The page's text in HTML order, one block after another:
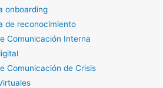
onboarding
de reconocimiento
Comunicación Interna
Comunicación de Crisis